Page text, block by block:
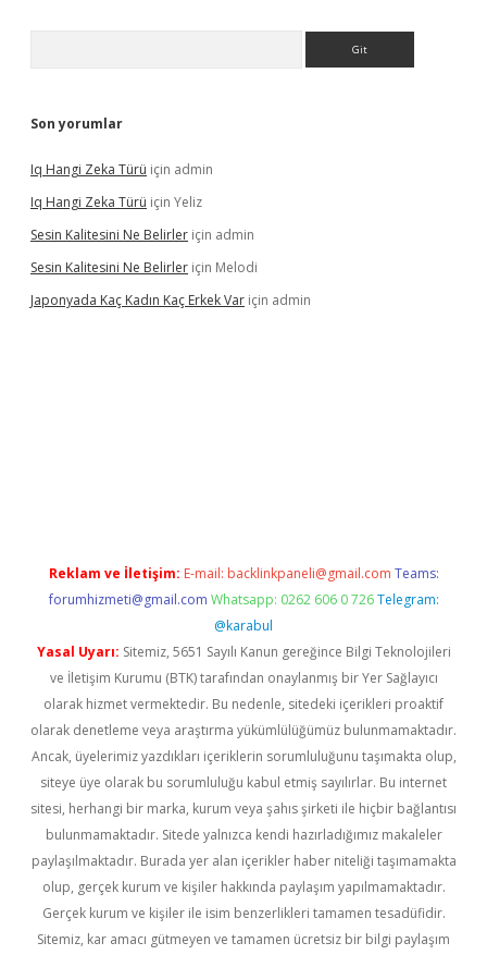
Son yorumlar
Iq Hangi Zeka Türü için admin
Iq Hangi Zeka Türü için Yeliz
Sesin Kalitesini Ne Belirler için admin
Sesin Kalitesini Ne Belirler için Melodi
Japonyada Kaç Kadın Kaç Erkek Var için admin
Reklam ve İletişim: E-mail: backlinkpaneli@gmail.com Teams:
forumhizmeti@gmail.com Whatsapp: 0262 606 0 726 Telegram:
@karabul
Yasal Uyarı: Sitemiz, 5651 Sayılı Kanun gereğince Bilgi Teknolojileri
ve İletişim Kurumu (BTK) tarafından onaylanmış bir Yer Sağlayıcı
olarak hizmet vermektedir. Bu nedenle, sitedeki içerikleri proaktif
olarak denetleme veya araştırma yükümlülüğümüz bulunmamaktadır.
Ancak, üyelerimiz yazdıkları içeriklerin sorumluluğunu taşımakta olup,
siteye üye olarak bu sorumluluğu kabul etmiş sayılırlar. Bu internet
sitesi, herhangi bir marka, kurum veya şahıs şirketi ile hiçbir bağlantısı
bulunmamaktadır. Sitede yalnızca kendi hazırladığımız makaleler
paylaşılmaktadır. Burada yer alan içerikler haber niteliği taşımamakta
olup, gerçek kurum ve kişiler hakkında paylaşım yapılmamaktadır.
Gerçek kurum ve kişiler ile isim benzerlikleri tamamen tesadüfidir.
Sitemiz, kar amacı gütmeyen ve tamamen ücretsiz bir bilgi paylaşım